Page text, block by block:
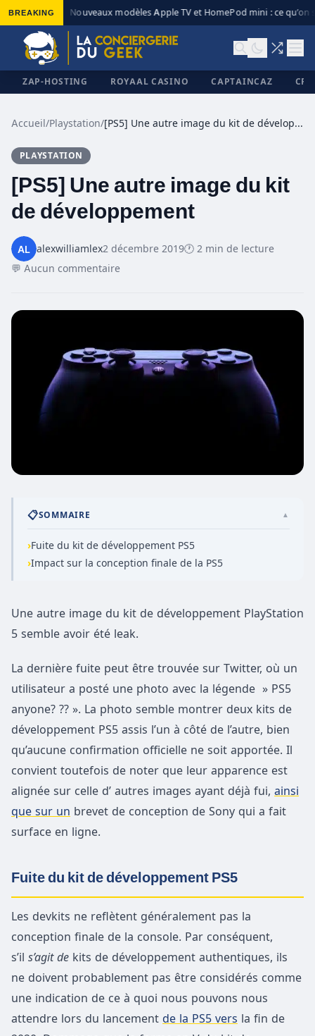
BREAKING Nouveaux modèles Apple TV et HomePod mini : ce qu’on
ZAP-HOSTING ROYAAL CASINO CAPTAINCAZ
Accueil/Playstation/ [PS5] Une autre image du kit de développement
PLAYSTATION
[PS5] Une autre image du kit
de développement
alexwilliamlex2 décembre 2019🕐 2 min de lecture
💬 Aucun commentaire
📋SOMMAIRE ▲
›Fuite du kit de développement PS5
›Impact sur la conception finale de la PS5
Une autre image du kit de développement PlayStation
5 semble avoir été leak.
La dernière fuite peut être trouvée sur Twitter, où un
utilisateur a posté une photo avec la légende » PS5
anyone? ?? ». La photo semble montrer deux kits de
développement PS5 assis l’un à côté de l’autre, bien
qu’aucune confirmation officielle ne soit apportée. Il
convient toutefois de noter que leur apparence est
alignée sur celle d’ autres images ayant déjà fui, ainsi
que sur un brevet de conception de Sony qui a fait
surface en ligne.
Fuite du kit de développement PS5
Les devkits ne reflètent généralement pas la
conception finale de la console. Par conséquent,
s’il s’agit de kits de développement authentiques, ils
ne doivent probablement pas être considérés comme
une indication de ce à quoi nous pouvons nous
attendre lors du lancement de la PS5 vers la fin de